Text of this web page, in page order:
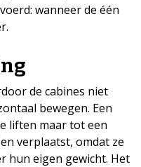
wanneer de één
de cabines niet
bewegen. Een
liften maar tot een
verplaatst, omdat ze
hun eigen gewicht. Het